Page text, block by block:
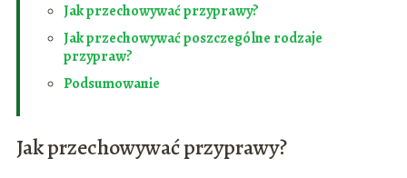
Jak przechowywać przyprawy?
Jak przechowywać poszczególne rodzaje
przypraw?
Podsumowanie
Jak przechowywać przyprawy?